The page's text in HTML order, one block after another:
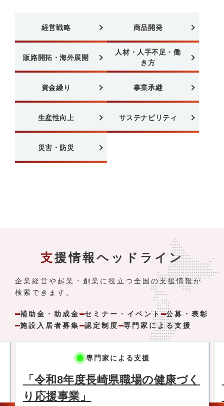
経営戦略 商品開発
販路開拓・海外展開
人材・人手不足・働
き方
資金繰り 事業承継
生産性向上 サステナビリティ
災害・防災
支援情報ヘッドライン
企業経営や起業・創業に役立つ全国の支援情報が
検索できます。
補助金・助成金 セミナー・イベント
公募・表彰
施設入居者募集
認定制度 専門家による支援
セミナー・イベント
【10/5（月）開催】明日は自社か
もしれない サイバーインシデン